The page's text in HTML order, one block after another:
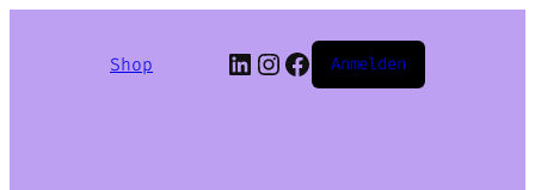
Shop LinkedIn
Instagram
Facebook
Anmelden